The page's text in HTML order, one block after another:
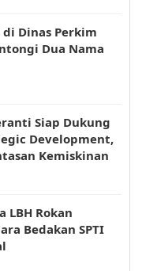
di Dinas Perkim
Dua Nama
Siap Dukung
Development,
Kemiskinan
LBH Rokan
Bedakan SPTI